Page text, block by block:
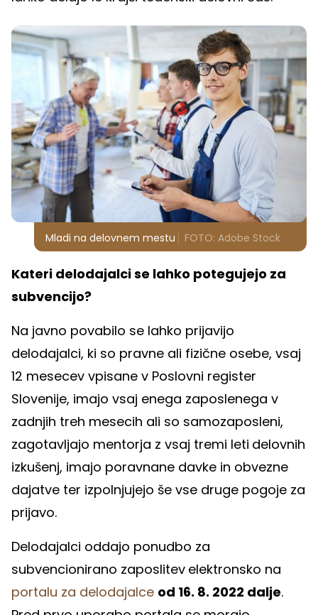
Mladi na delovnem mestu FOTO: Adobe Stock
Kateri delodajalci se lahko potegujejo za
subvencijo?
Na javno povabilo se lahko prijavijo
delodajalci, ki so pravne ali fizične osebe, vsaj
12 mesecev vpisane v Poslovni register
Slovenije, imajo vsaj enega zaposlenega v
zadnjih treh mesecih ali so samozaposleni,
zagotavljajo mentorja z vsaj tremi leti delovnih
izkušenj, imajo poravnane davke in obvezne
dajatve ter izpolnjujejo še vse druge pogoje za
prijavo.
Delodajalci oddajo ponudbo za
subvencionirano zaposlitev elektronsko na
portalu za delodajalce od 16. 8. 2022 dalje.